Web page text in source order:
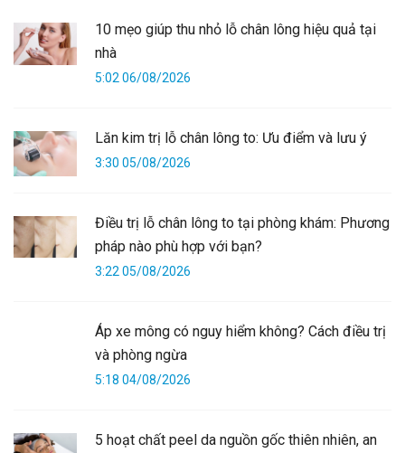
10 mẹo giúp thu nhỏ lỗ chân lông hiệu quả tại
nhà
5:02 06/08/2026
Lăn kim trị lỗ chân lông to: Ưu điểm và lưu ý
3:30 05/08/2026
Điều trị lỗ chân lông to tại phòng khám: Phương
pháp nào phù hợp với bạn?
3:22 05/08/2026
Áp xe mông có nguy hiểm không? Cách điều trị
và phòng ngừa
5:18 04/08/2026
5 hoạt chất peel da nguồn gốc thiên nhiên, an